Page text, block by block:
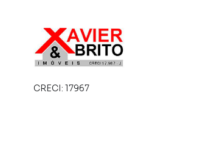
CRECI: 17967